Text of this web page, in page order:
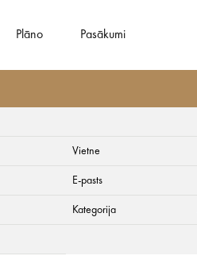
Plāno Pasākumi
Vietne
E-pasts
Kategorija